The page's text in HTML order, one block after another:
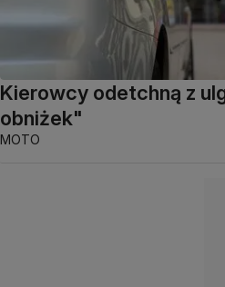
Kierowcy odetchną z
obniżek"
MOTO